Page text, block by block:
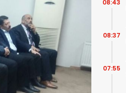
08:43
08:37
07:55